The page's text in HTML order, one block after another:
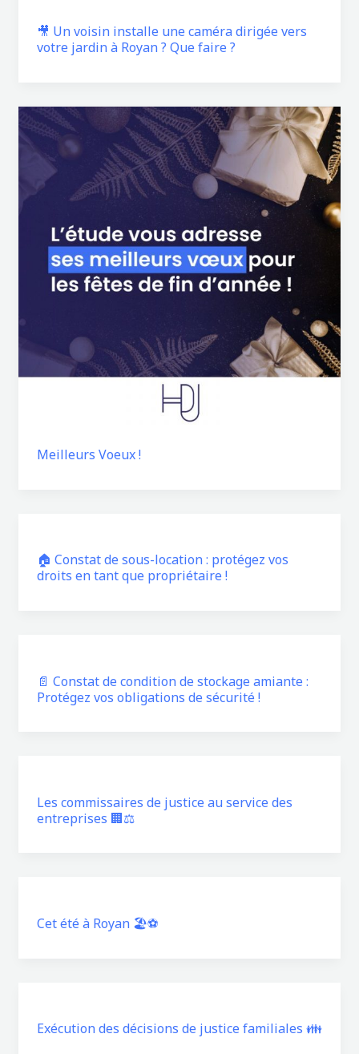
🎥 Un voisin installe une caméra dirigée vers
votre jardin à Royan ? Que faire ?
Meilleurs Voeux !
🏠 Constat de sous-location : protégez vos
droits en tant que propriétaire !
📄 Constat de condition de stockage amiante :
Protégez vos obligations de sécurité !
Les commissaires de justice au service des
entreprises 🏢⚖️
Cet été à Royan 🏖️⚽
Exécution des décisions de justice familiales 👪